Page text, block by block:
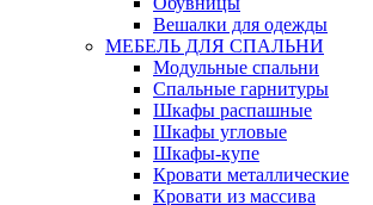
Вешалки для одежды
МЕБЕЛЬ ДЛЯ СПАЛЬНИ
Модульные спальни
Спальные гарнитуры
Шкафы распашные
Шкафы угловые
Шкафы-купе
Кровати металлические
Кровати из массива